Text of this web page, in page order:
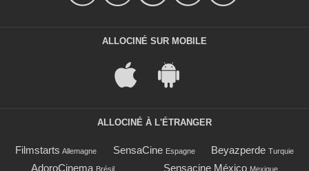
ALLOCINÉ SUR MOBILE
ALLOCINÉ À L'ÉTRANGER
Filmstarts Allemagne SensaCine Espagne Beyazperde Turquie
AdoroCinema Brésil Sensacine México Mexique